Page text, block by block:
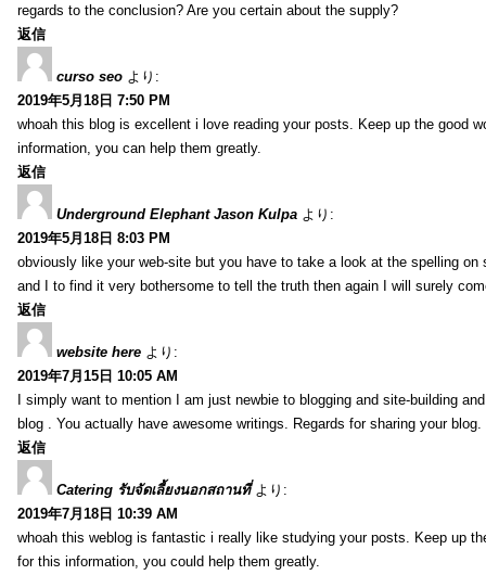
regards to the conclusion? Are you certain about the supply?
返信
curso seo より:
2019年5月18日 7:50 PM
whoah this blog is excellent i love reading your posts. Keep up the good
information, you can help them greatly.
返信
Underground Elephant Jason Kulpa より:
2019年5月18日 8:03 PM
obviously like your web-site but you have to take a look at the spelling
and I to find it very bothersome to tell the truth then again I will surely
返信
website here より:
2019年7月15日 10:05 AM
I simply want to mention I am just newbie to blogging and site-building
blog . You actually have awesome writings. Regards for sharing your blog.
返信
Catering รับจัดเลี้ยงนอกสถานที่ より:
2019年7月18日 10:39 AM
whoah this weblog is fantastic i really like studying your posts. Keep up
for this information, you could help them greatly.